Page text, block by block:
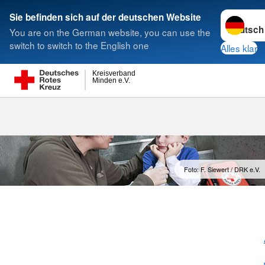
Sie befinden sich auf der deutschen Website
You are on the German website, you can use the
switch to switch to the English one
Sprache
Alles klar
Minden e.V.
Kreisverband
Suche
Foto: F. Siewert / DRK e.V.